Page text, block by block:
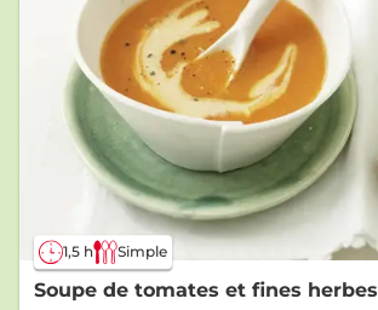
1,5 h Simple
Soupe de tomates et fines herbes